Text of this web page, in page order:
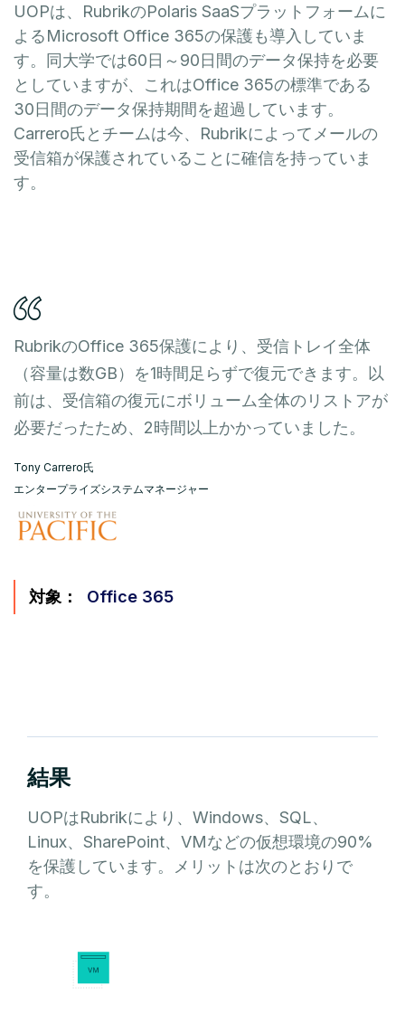
UOPは、RubrikのPolaris SaaSプラットフォームに
よるMicrosoft Office 365の保護も導入していま
す。同大学では60日～90日間のデータ保持を必要
としていますが、これはOffice 365の標準である
30日間のデータ保持期間を超過しています。
Carrero氏とチームは今、Rubrikによってメールの
受信箱が保護されていることに確信を持っていま
す。
RubrikのOffice 365保護により、受信トレイ全体
（容量は数GB）を1時間足らずで復元できます。以
前は、受信箱の復元にボリューム全体のリストアが
必要だったため、2時間以上かかっていました。
Tony Carrero氏
エンタープライズシステムマネージャー
対象： Office 365
結果
UOPはRubrikにより、Windows、SQL、
Linux、SharePoint、VMなどの仮想環境の90%
を保護しています。メリットは次のとおりで
す。